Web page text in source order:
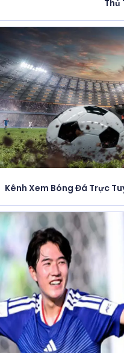
Thủ
Kênh Xem Bóng Đá Trực